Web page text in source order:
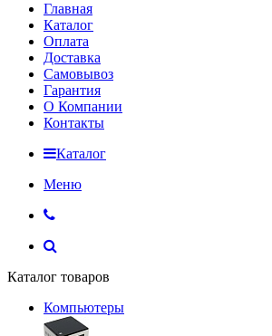
Главная
Каталог
Оплата
Доставка
Самовывоз
Гарантия
О Компании
Контакты
Каталог
Меню
Каталог товаров
Компьютеры